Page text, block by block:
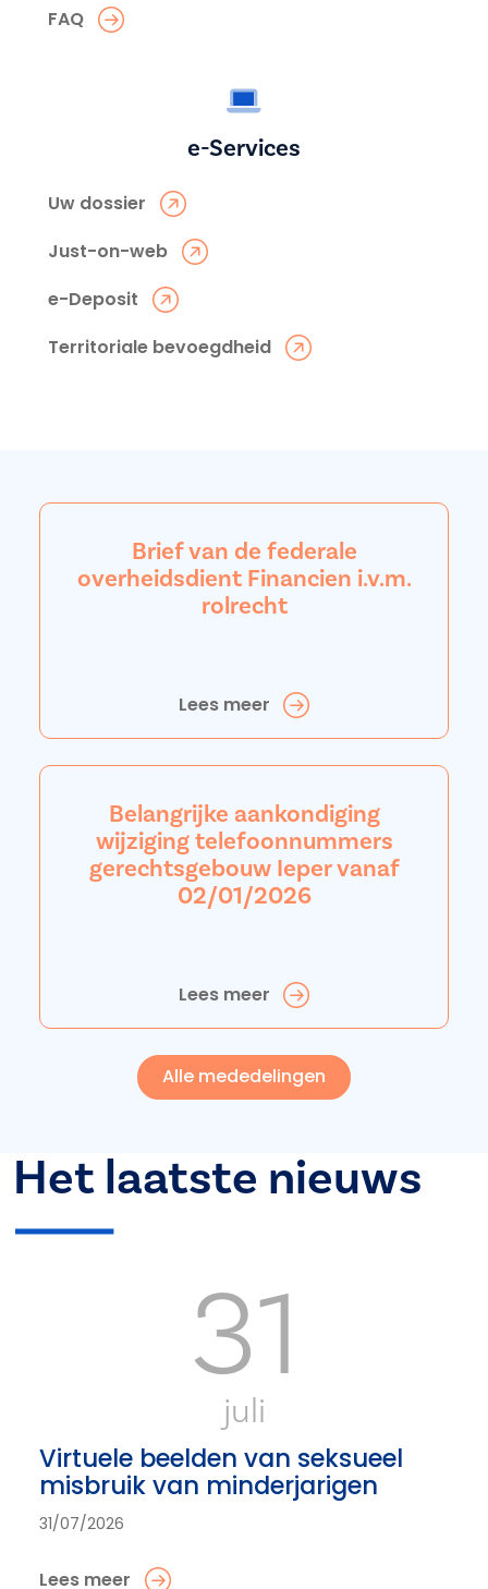
FAQ
e-Services
Uw dossier
Just-on-web
e-Deposit
Territoriale bevoegdheid
Brief van de federale
overheidsdient Financien i.v.m.
rolrecht
Lees meer
Belangrijke aankondiging
wijziging telefoonnummers
gerechtsgebouw Ieper vanaf
02/01/2026
Lees meer
Alle mededelingen
Het laatste nieuws
31
juli
Virtuele beelden van seksueel
misbruik van minderjarigen
31/07/2026
Lees meer